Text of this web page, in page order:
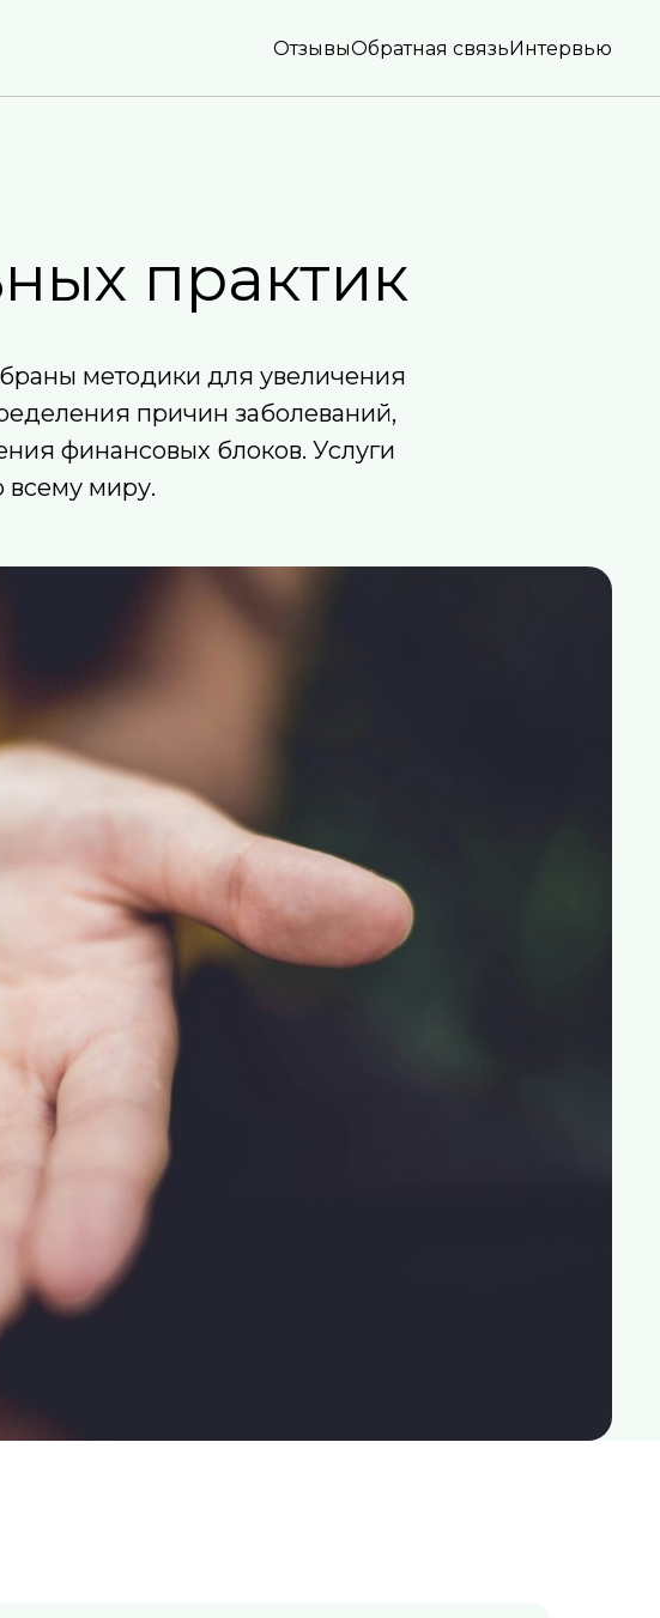
ОтзывыОбратная связьИнтервью
практик
методики для увеличения
причин заболеваний,
финансовых блоков. Услуги
всему миру.